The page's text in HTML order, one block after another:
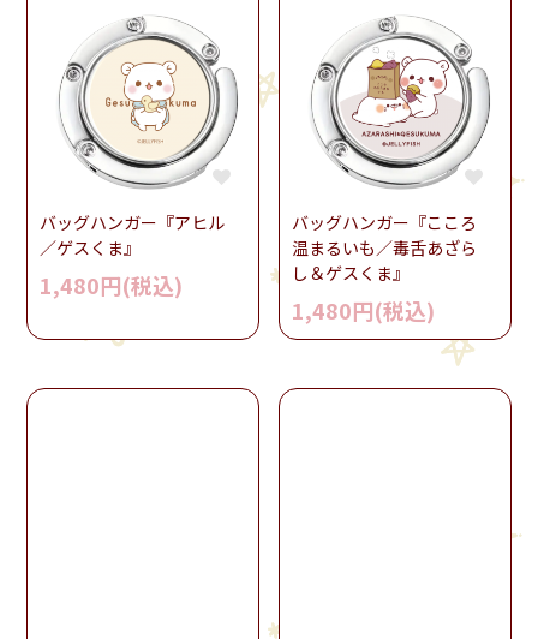
バッグハンガー『アヒル
／ゲスくま』
1,480円(税込)
バッグハンガー『こころ
温まるいも／毒舌あざら
し＆ゲスくま』
1,480円(税込)